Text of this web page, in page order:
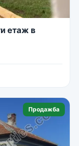
етаж в
Продажба